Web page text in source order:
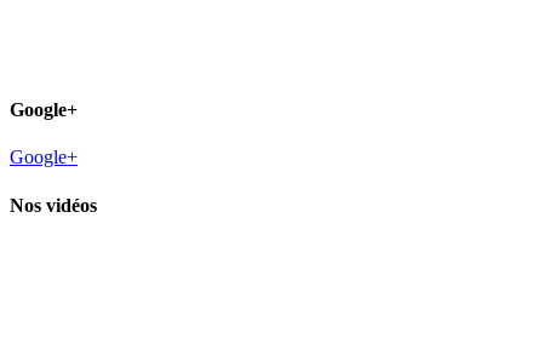
Google+
Google+
Nos vidéos